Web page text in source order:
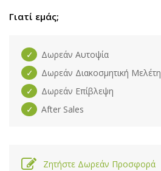
Γιατί εμάς;
Δωρεάν Αυτοψία
Δωρεάν Διακοσμητική Μελέτη
Δωρεάν Επίβλεψη
After Sales
Ζητήστε Δωρεάν Προσφορά